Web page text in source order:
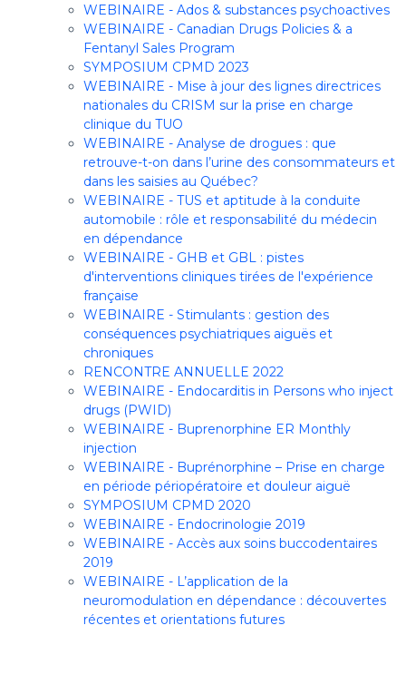
WEBINAIRE - Ados & substances psychoactives
WEBINAIRE - Canadian Drugs Policies & a
Fentanyl Sales Program
SYMPOSIUM CPMD 2023
WEBINAIRE - Mise à jour des lignes directrices
nationales du CRISM sur la prise en charge
clinique du TUO
WEBINAIRE - Analyse de drogues : que
retrouve-t-on dans l’urine des consommateurs et
dans les saisies au Québec?
WEBINAIRE - TUS et aptitude à la conduite
automobile : rôle et responsabilité du médecin
en dépendance
WEBINAIRE - GHB et GBL : pistes
d'interventions cliniques tirées de l'expérience
française
WEBINAIRE - Stimulants : gestion des
conséquences psychiatriques aiguës et
chroniques
RENCONTRE ANNUELLE 2022
WEBINAIRE - Endocarditis in Persons who inject
drugs (PWID)
WEBINAIRE - Buprenorphine ER Monthly
injection
WEBINAIRE - Buprénorphine – Prise en charge
en période périopératoire et douleur aiguë
SYMPOSIUM CPMD 2020
WEBINAIRE - Endocrinologie 2019
WEBINAIRE - Accès aux soins buccodentaires
2019
WEBINAIRE - L’application de la
neuromodulation en dépendance : découvertes
récentes et orientations futures